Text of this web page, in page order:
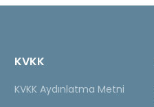
KVKK
KVKK Aydınlatma Metni